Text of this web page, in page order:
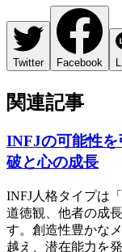
Twitter Facebook
関連記事
INFJの可能性を
破と心の成長
INFJ人格タイプは
道徳観、他者の成
す。創造性豊かな
越え、潜在能力を